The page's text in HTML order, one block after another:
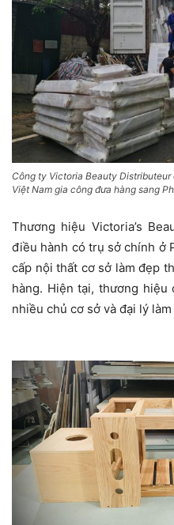
Công ty Victoria Beauty
Việt Nam gia công đưa hàng sang
Thương hiệu Victoria’s
điều hành có trụ sở chính ở
cấp nội thất cơ sở làm đẹp
hàng. Hiện tại, thương
nhiều chủ cơ sở và đại lý